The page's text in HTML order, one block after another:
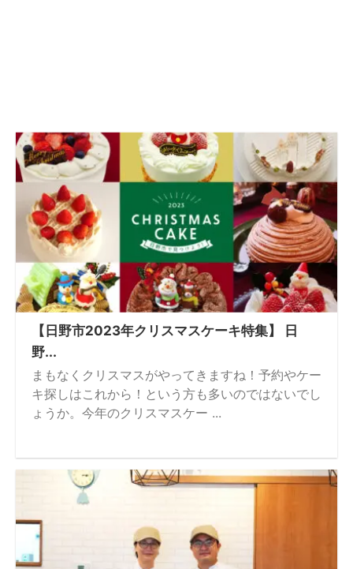
【日野市2023年クリスマスケーキ特集】 日
野...
まもなくクリスマスがやってきますね！予約やケー
キ探しはこれから！という方も多いのではないでし
ょうか。今年のクリスマスケー ...